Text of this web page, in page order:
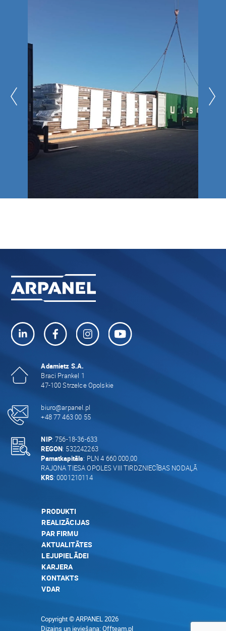
Adamietz S.A.
Braci Prankel 1
47-100 Strzelce Opolskie
biuro@arpanel.pl
+48 77 463 00 55
NIP: 756-18-36-633
REGON: 532242263
Pamatkapitāls: PLN 4 660 000,00
RAJONA TIESA OPOLES VIII TIRDZNIECĪBAS NODAĻĀ
KRS: 0001210114
PRODUKTI
REALIZĀCIJAS
PAR FIRMU
AKTUALITĀTES
LEJUPIELĀDEI
KARJERA
KONTAKTS
VDAR
Copyright © ARPANEL 2026
Dizains un ieviešana:Offteam.pl